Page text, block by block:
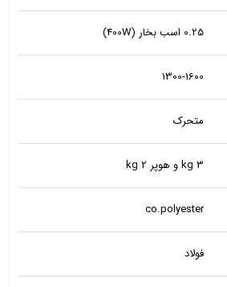
0.25 اسب بخار (400W)
1300-1600
متحرک
3 kg و هوپر 2 kg
co.polyester
فولاد